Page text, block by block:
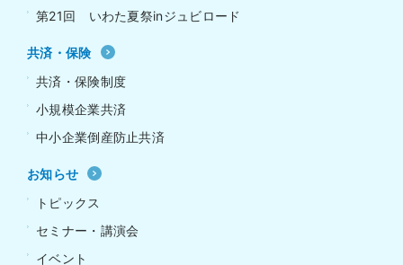
第21回 いわた夏祭inジュビロード
共済・保険
共済・保険制度
小規模企業共済
中小企業倒産防止共済
お知らせ
トピックス
セミナー・講演会
イベント